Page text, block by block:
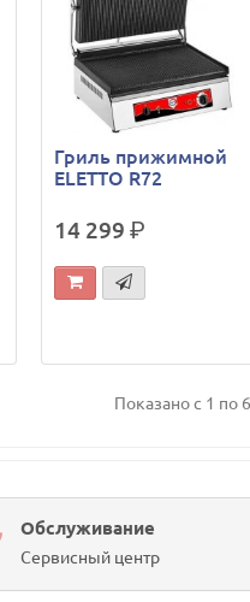
Гриль прижимной
ELETTO R72
14 299р.
Показано с 1 по
Обслуживание
Сервисный центр